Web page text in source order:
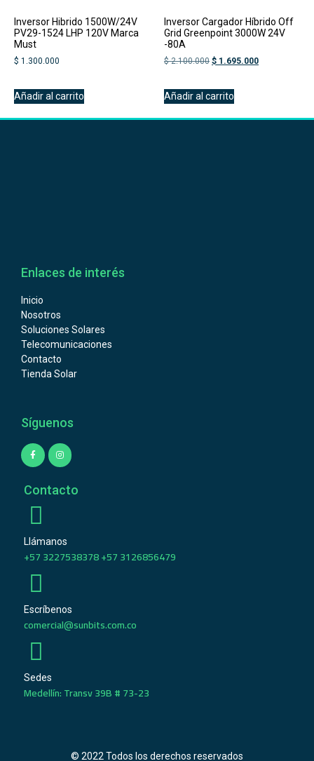
Inversor Hibrido 1500W/24V
PV29-1524 LHP 120V Marca
Must
$ 1.300.000
Añadir al carrito
Inversor Cargador Híbrido Off
Grid Greenpoint 3000W 24V
-80A
$2.100.000 $ 1.695.000
Añadir al carrito
Enlaces de interés
Inicio
Nosotros
Soluciones Solares
Telecomunicaciones
Contacto
Tienda Solar
Síguenos
Contacto
Llámanos
+57 3227538378 +57 3126856479
Escríbenos
comercial@sunbits.com.co
Sedes
Medellín: Transv 39B # 73-23
© 2022 Todos los derechos reservados